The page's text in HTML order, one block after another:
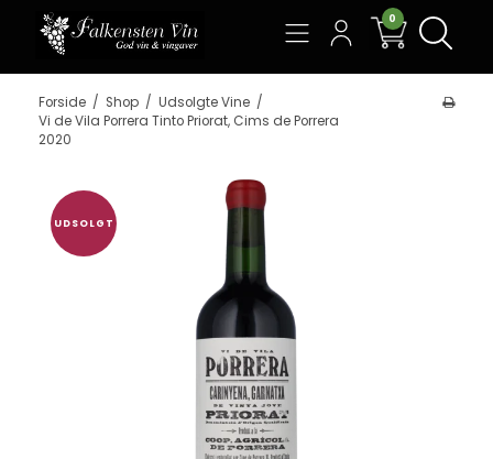
0
Forside / Shop / Udsolgte Vine /
Vi de Vila Porrera Tinto Priorat, Cims de Porrera
2020
UDSOLGT